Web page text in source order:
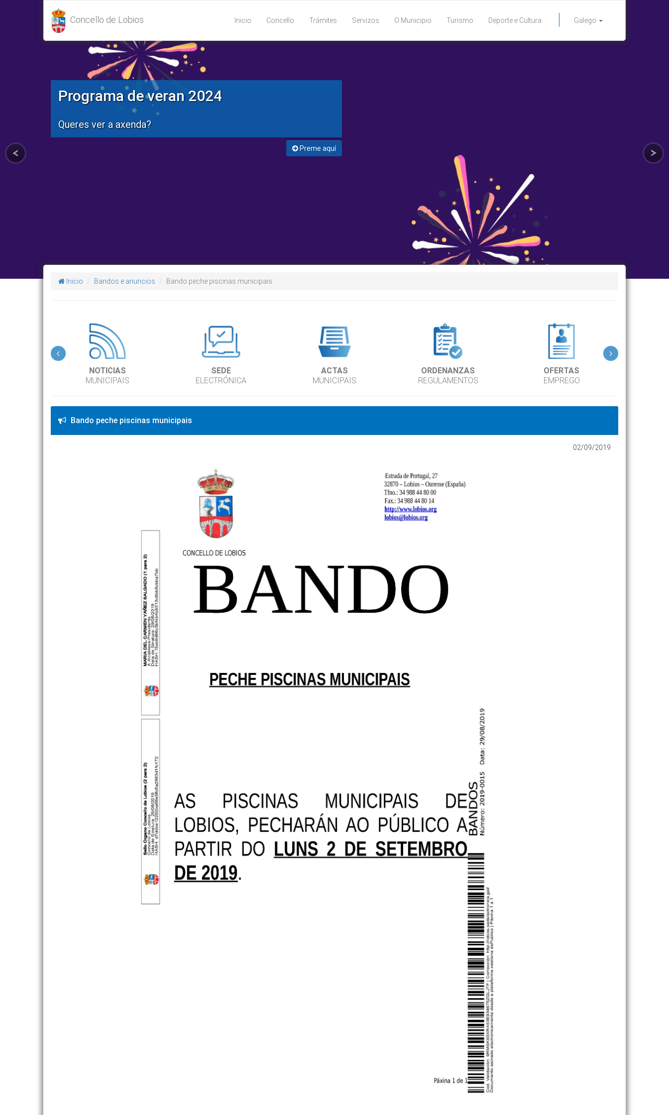
Concello de Lobios Inicio Concello Trámites Servizos O Municipio Turismo Deporte e Cultura Galego
Programa de veran 2024
Queres ver a axenda?
Preme aquí
Inicio Bandos e anuncios Bando peche piscinas municipais
NOTICIAS
MUNICIPAIS
SEDE
ELECTRÓNICA
ACTAS
MUNICIPAIS
ORDENANZAS
REGULAMENTOS
OFERTAS
EMPREGO
‹ ›
Bando peche piscinas municipais
02/09/2019